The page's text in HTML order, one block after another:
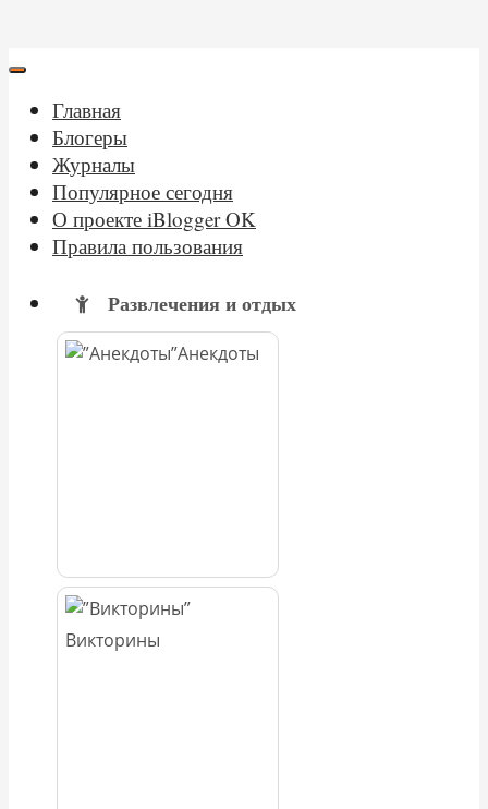
Главная
Блогеры
Журналы
Популярное сегодня
О проекте iBlogger OK
Правила пользования
Развлечения и отдых
Анекдоты
Викторины